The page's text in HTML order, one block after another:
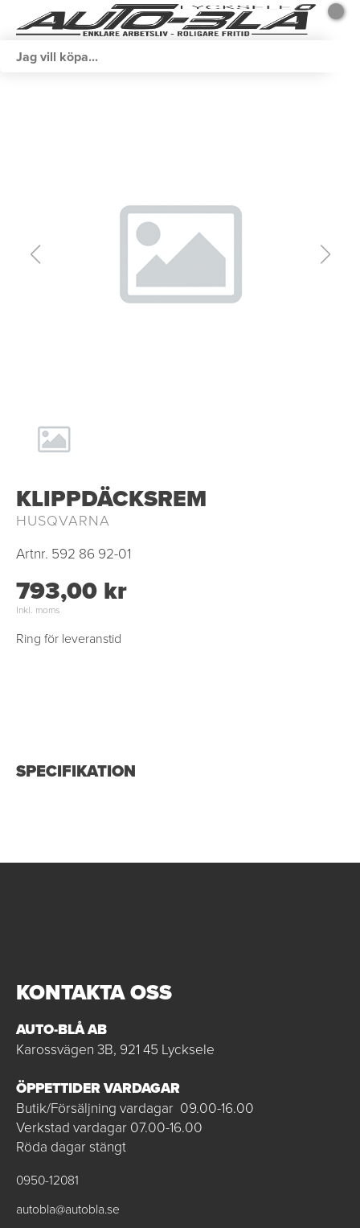
KLIPPDÄCKSREM
HUSQVARNA
Artnr. 592 86 92-01
793,00 kr
Inkl. moms
Ring för leveranstid
SPECIFIKATION
KONTAKTA OSS
AUTO-BLÅ AB
Karossvägen 3B, 921 45 Lycksele
ÖPPETTIDER VARDAGAR
Butik/Försäljning vardagar 09.00-16.00
Verkstad vardagar 07.00-16.00
Röda dagar stängt
0950-12081
autobla@autobla.se